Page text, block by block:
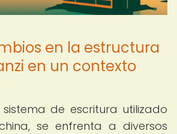
en la estructura
en un contexto
sistema de escritura utilizado
se enfrenta a diversos